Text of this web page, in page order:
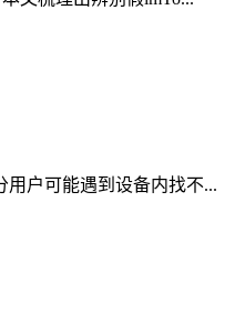
用户可能遇到设备内找不...